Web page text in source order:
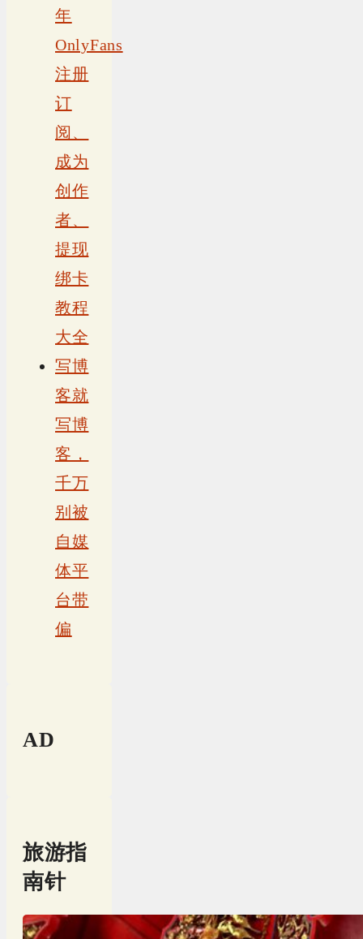
年
OnlyFans
注册
订
阅、
成为
创作
者、
提现
绑卡
教程
大全
写博
客就
写博
客，
千万
别被
自媒
体平
台带
偏
AD
旅游指
南针